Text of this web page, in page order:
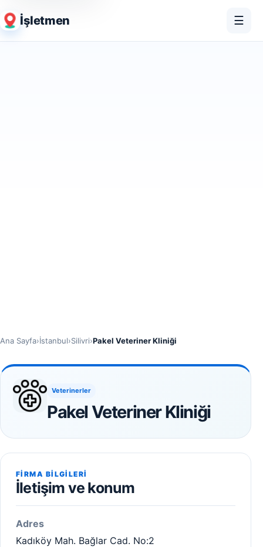
İşletmen ☰
Ana Sayfa›İstanbul›Silivri›Pakel Veteriner Kliniği
Veterinerler
Pakel Veteriner Kliniği
FIRMA BILGILERI
İletişim ve konum
Adres
Kadıköy Mah. Bağlar Cad. No:2